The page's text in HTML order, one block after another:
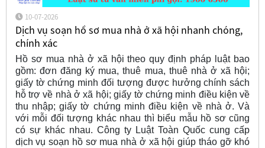
10-07-2026
Dịch vụ soạn hồ sơ mua nhà ở xã hội nhanh chóng,
chính xác
Hồ sơ mua nhà ở xã hội theo quy định pháp luật bao
gồm: đơn đăng ký mua, thuê mua, thuê nhà ở xã hội;
giấy tờ chứng minh đối tượng được hưởng chính sách
hỗ trợ về nhà ở xã hội; giấy tờ chứng minh điều kiện về
thu nhập; giấy tờ chứng minh điều kiện về nhà ở. Và
với mỗi đối tượng khác nhau thì biểu mẫu hồ sơ cũng
có sự khác nhau. Công ty Luật Toàn Quốc cung cấp
dịch vụ soạn hồ sơ mua nhà ở xã hội giúp tháo gỡ khó